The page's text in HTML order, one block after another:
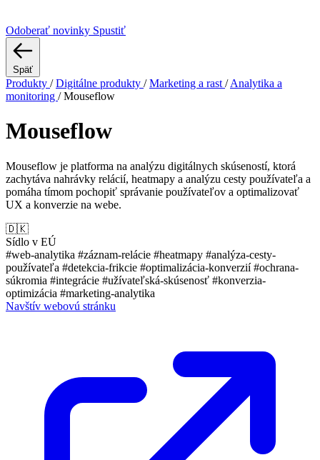
Odoberať novinky Spustiť
Späť
Produkty / Digitálne produkty / Marketing a rast / Analytika a
monitoring / Mouseflow
Mouseflow
Mouseflow je platforma na analýzu digitálnych skúseností, ktorá
zachytáva nahrávky relácií, heatmapy a analýzu cesty používateľa a
pomáha tímom pochopiť správanie používateľov a optimalizovať
UX a konverzie na webe.
🇩🇰
Sídlo v EÚ
#web-analytika #záznam-relácie #heatmapy #analýza-cesty-
používateľa #detekcia-frikcie #optimalizácia-konverzií#ochrana-
súkromia #integrácie #užívateľská-skúsenosť #konverzia-
optimizácia #marketing-analytika
Navštív webovú stránku